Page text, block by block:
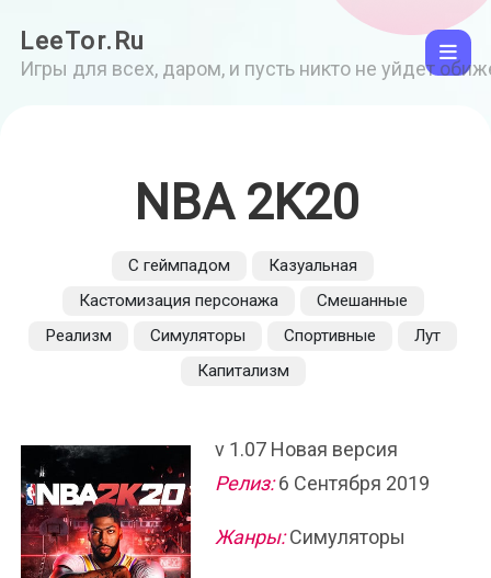
LeeTor.Ru
Игры для всех, даром, и пусть никто не уйдет
NBA 2K20
С геймпадом
Казуальная
Кастомизация персонажа
Смешанные
Реализм
Симуляторы Спортивные
Лут
Капитализм
v 1.07 Новая версия
Релиз:6 Сентября 2019
Жанры:Симуляторы